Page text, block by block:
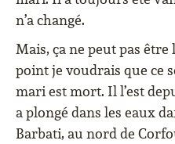
n’a changé.
Mais, ça ne peut pas
point je voudrais que ce
mari est mort. Il l’est
a plongé dans les eaux
Barbati, au nord de